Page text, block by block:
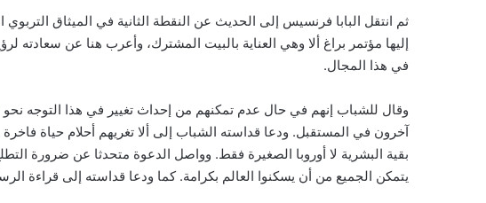
ثم انتقل البابا فرنسيس إلى الحديث عن النقطة الثانية في الميثاق
إليها مؤتمر براغ ألا وهي العناية بالبيت المشترك، وأعرب هنا عن سعادته
في هذا المجال.
وقال للشباب إنهم في حال عدم تمكنهم من إحداث تغيير في هذا التوجه
آخرون في المستقبل. ودعا قداسته الشباب إلى ألا تغريهم أحلام حياة
بقية البشرية لا أوروبا الصغيرة فقط. وواصل الدعوة متحدثا عن ضرورة
يتمكن الجميع من أن يسكنوا العالم بكرامة. كما ودعا قداسته إلى قراءة